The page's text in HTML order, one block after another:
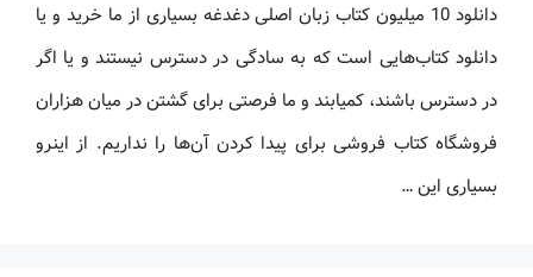
دانلود 10 میلیون کتاب زبان اصلی دغدغه بسیاری از ما خرید و یا
دانلود کتاب‌هایی است که به سادگی در دسترس نیستند و یا اگر
در دسترس باشند، کمیابند و ما فرصتی برای گشتن در میان هزاران
فروشگاه کتاب فروشی برای پیدا کردن آن‌ها را نداریم. از اینرو
بسیاری این …